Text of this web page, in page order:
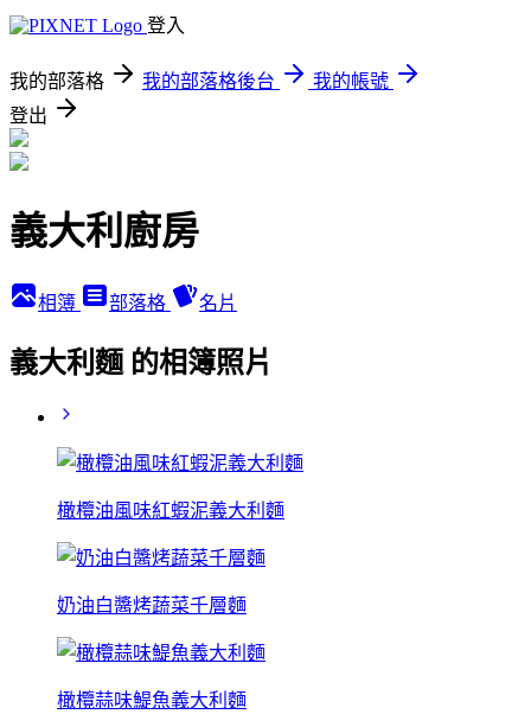
登入
我的部落格 我的部落格後台
我的帳號
登出
義大利廚房
相簿 部落格 名片
義大利麵 的相簿照片
橄欖油風味紅蝦泥義大利麵
奶油白醬烤蔬菜千層麵
橄欖蒜味鯷魚義大利麵